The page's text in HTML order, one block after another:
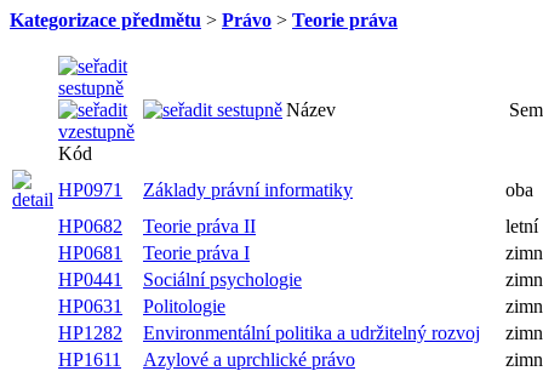
Kategorizace předmětu > Právo > Teorie práva
Kód
Název
HP0971 Základy právní informatiky
oba
HP0682
Teorie práva II
letní
HP0681
Teorie práva I
HP0441
Sociální psychologie
HP0631
Politologie
HP1282
Environmentální politika a udržitelný rozvoj
HP1611
Azylové a uprchlické právo